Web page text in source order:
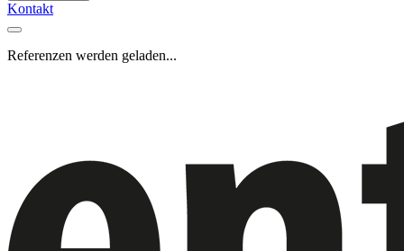
Kontakt
Referenzen werden geladen...